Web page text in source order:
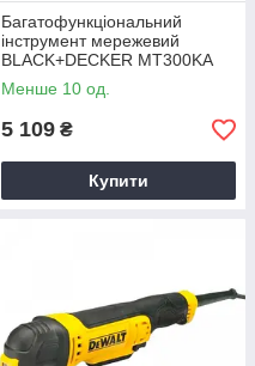
Багатофункціональний
інструмент мережевий
BLACK+DECKER MT300KA
Менше 10 од.
5 109 ₴
Купити